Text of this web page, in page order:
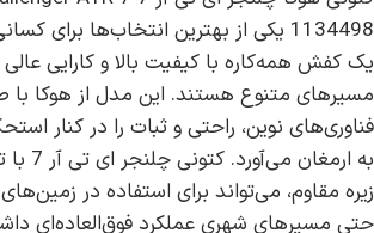
1134498 یکی از بهترین انتخاب‌ها برای
یک کفش همه‌کاره با کیفیت بالا و کارایی
مسیرهای متنوع هستند. این مدل از هوکا
فناوری‌های نوین، راحتی و ثبات را در کنار
به
زیره مقاوم، می‌تواند برای استفاده در
حتی مسیرهای شهری عملکرد فوق‌العاده‌ای